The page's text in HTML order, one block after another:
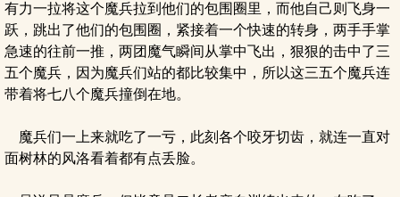
有力一拉将这个魔兵拉到他们的包围圈里，而他自己则飞身一
跃，跳出了他们的包围圈，紧接着一个快速的转身，两手手掌
急速的往前一推，两团魔气瞬间从掌中飞出，狠狠的击中了三
五个魔兵，因为魔兵们站的都比较集中，所以这三五个魔兵连
带着将七八个魔兵撞倒在地。
魔兵们一上来就吃了一亏，此刻各个咬牙切齿，就连一直对
面树林的风洛看着都有点丢脸。